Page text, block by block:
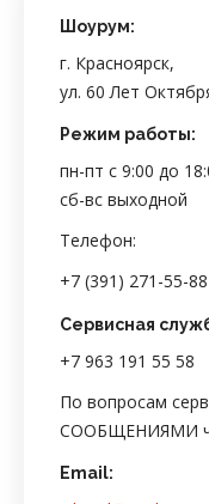
Шоурум:
г. Красноярск,
ул. 60 Лет
Режим работы:
пн-пт с 9:00 до
сб-вс выходной
Телефон:
+7 (391) 271-55-88
Сервисная
+7 963 191 55 58
По вопросам
СООБЩЕНИЯМИ
Email: